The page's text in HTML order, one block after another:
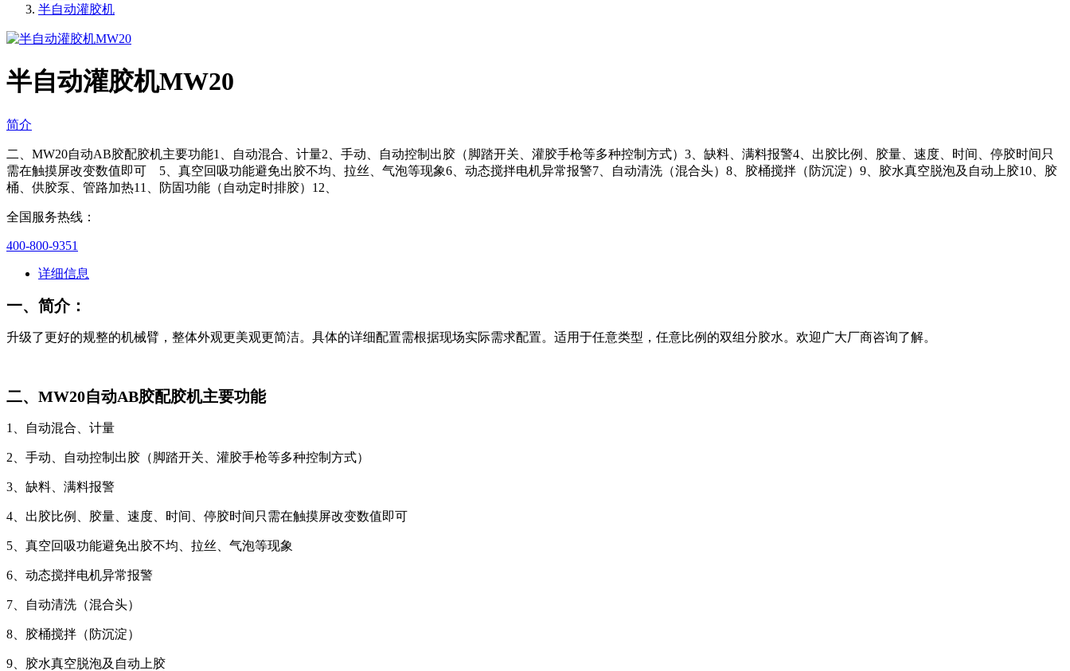
半自动灌胶机
半自动灌胶机MW20
简介
二、MW20自动AB胶配胶机主要功能1、自动混合、计量2、手动、自动控制出胶（脚踏开关、灌胶手枪等多种控制方式）3、缺料、满料报警4、出胶比例、胶量、速度、时间、停胶时间只
需在触摸屏改变数值即可 5、真空回吸功能避免出胶不均、拉丝、气泡等现象6、动态搅拌电机异常报警7、自动清洗（混合头）8、胶桶搅拌（防沉淀）9、胶水真空脱泡及自动上胶10、胶
桶、供胶泵、管路加热11、防固功能（自动定时排胶）12、
全国服务热线：
400-800-9351
详细信息
一、简介：
升级了更好的规整的机械臂，整体外观更美观更简洁。具体的详细配置需根据现场实际需求配置。适用于任意类型，任意比例的双组分胶水。欢迎广大厂商咨询了解。
二、MW20自动AB胶配胶机主要功能
1、自动混合、计量
2、手动、自动控制出胶（脚踏开关、灌胶手枪等多种控制方式）
3、缺料、满料报警
4、出胶比例、胶量、速度、时间、停胶时间只需在触摸屏改变数值即可
5、真空回吸功能避免出胶不均、拉丝、气泡等现象
6、动态搅拌电机异常报警
7、自动清洗（混合头）
8、胶桶搅拌（防沉淀）
9、胶水真空脱泡及自动上胶